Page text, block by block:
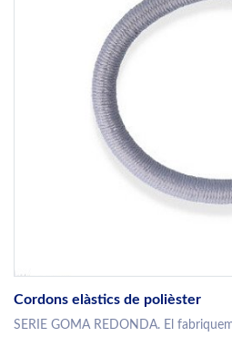
Cordons elàstics de polièster
SERIE GOMA REDONDA. El